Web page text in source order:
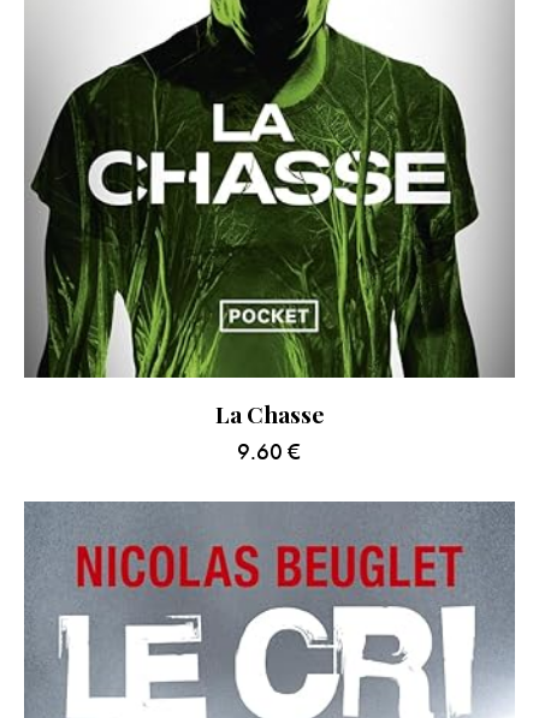
La Chasse
9.60 €